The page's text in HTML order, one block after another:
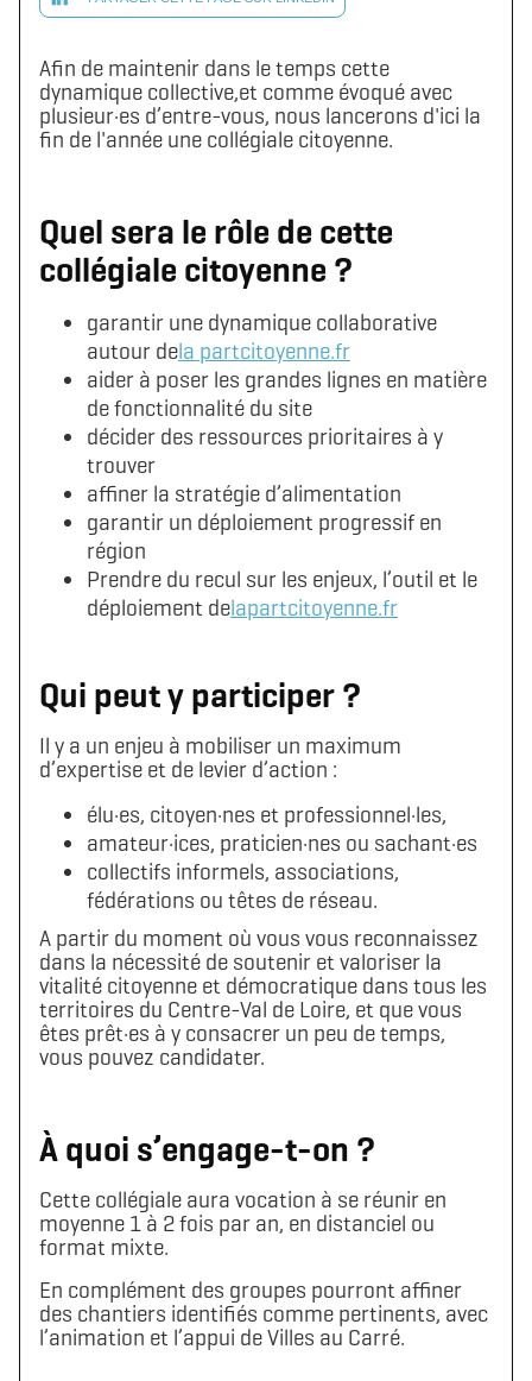
Afin de maintenir dans le temps cette
dynamique collective,et comme évoqué avec
plusieur·es d’entre-vous, nous lancerons d'ici la
fin de l'année une collégiale citoyenne.
Quel sera le rôle de cette
collégiale citoyenne ?
garantir une dynamique collaborative
autour dela partcitoyenne.fr
aider à poser les grandes lignes en matière
de fonctionnalité du site
décider des ressources prioritaires à y
trouver
affiner la stratégie d’alimentation
garantir un déploiement progressif en
région
Prendre du recul sur les enjeux, l’outil et le
déploiement delapartcitoyenne.fr
Qui peut y participer ?
Il y a un enjeu à mobiliser un maximum
d’expertise et de levier d’action :
élu·es, citoyen·nes et professionnel·les,
amateur·ices, praticien·nes ou sachant·es
collectifs informels, associations,
fédérations ou têtes de réseau.
A partir du moment où vous vous reconnaissez
dans la nécessité de soutenir et valoriser la
vitalité citoyenne et démocratique dans tous les
territoires du Centre-Val de Loire, et que vous
êtes prêt·es à y consacrer un peu de temps,
vous pouvez candidater.
À quoi s’engage-t-on ?
Cette collégiale aura vocation à se réunir en
moyenne 1 à 2 fois par an, en distanciel ou
format mixte.
En complément des groupes pourront affiner
des chantiers identifiés comme pertinents, avec
l’animation et l’appui de Villes au Carré.